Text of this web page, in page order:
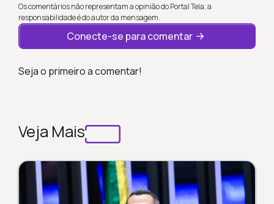
Os comentários não representam a opinião do Portal Tela; a
responsabilidade é do autor da mensagem.
Conecte-se para comentar
Seja o primeiro a comentar!
Veja Mais